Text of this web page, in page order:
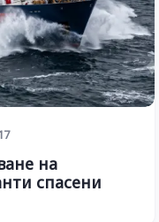
на
спасени